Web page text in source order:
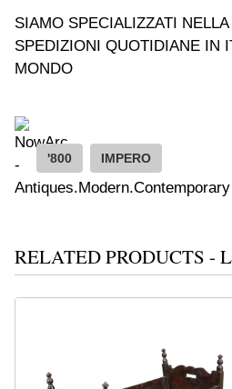
SIAMO SPECIALIZZATI
SPEDIZIONI QUOTIDIANE IN
MONDO
'800 IMPERO
RELATED PRODUCTS -